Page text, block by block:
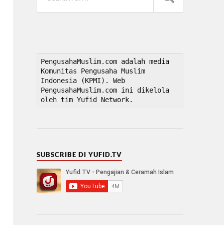
PengusahaMuslim.com adalah media
Komunitas Pengusaha Muslim
Indonesia (KPMI). Web
PengusahaMuslim.com ini dikelola
oleh tim Yufid Network.
SUBSCRIBE DI YUFID.TV